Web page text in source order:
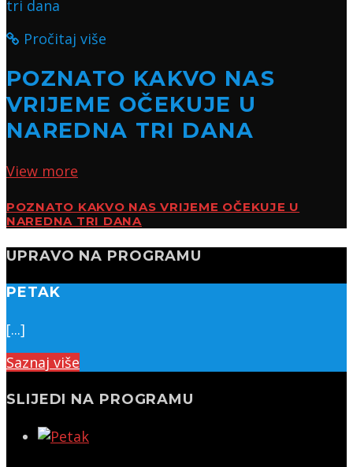
Pročitaj više
POZNATO KAKVO NAS
VRIJEME OČEKUJE U
NAREDNA TRI DANA
View more
POZNATO KAKVO NAS VRIJEME OČEKUJE U
NAREDNA TRI DANA
UPRAVO NA PROGRAMU
PETAK
[...]
Saznaj više
SLIJEDI NA PROGRAMU